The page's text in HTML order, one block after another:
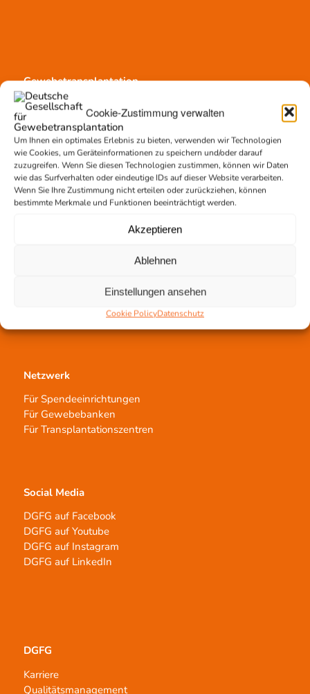
Cookie-Zustimmung verwalten
Um Ihnen ein optimales Erlebnis zu bieten, verwenden wir Technologien
wie Cookies, um Geräteinformationen zu speichern und/oder darauf
zuzugreifen. Wenn Sie diesen Technologien zustimmen, können wir Daten
wie das Surfverhalten oder eindeutige IDs auf dieser Website verarbeiten.
Wenn Sie Ihre Zustimmung nicht erteilen oder zurückziehen, können
bestimmte Merkmale und Funktionen beeinträchtigt werden.
Akzeptieren
Ablehnen
Einstellungen ansehen
Cookie PolicyDatenschutz
Gewebetransplantation
Gewebeprozessierung
Transplantatvermittlung
Transplantat bestellen
Jetzt untertstützen!
Netzwerk
Für Spendeeinrichtungen
Für Gewebebanken
Für Transplantationszentren
Social Media
DGFG auf Facebook
DGFG auf Youtube
DGFG auf Instagram
DGFG auf LinkedIn
DGFG
Karriere
Qualitätsmanagement